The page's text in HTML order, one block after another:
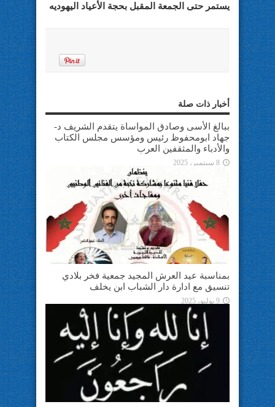
يستمر حتى الجمعة المقبل بحجة الأعياد اليهوديه
أخبار ذات صلة
ببالغ الأسى وصادق المواساة يتقدم الشريف د-
جهاد ابومحفوظ رئيس ومؤسس مجلس الكتاب
والأدباء والمثقفين العرب
8 سبتمبر، 2025
بمناسبة عيد العرش المجيد جمعية فخر بلادي
تنسيق مع ادارة دار الشباب ابن يخلف
9 يوليو، 2025